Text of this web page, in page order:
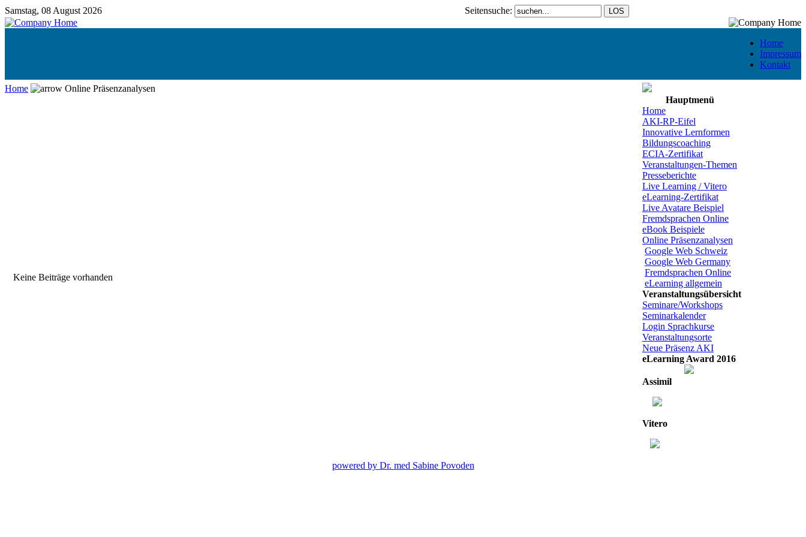
Samstag, 08 August 2026 Seitensuche:
Home
Impressum
Kontakt
Home Online Präsenzanalysen
Keine Beiträge vorhanden
Hauptmenü
Home
AKI-RP-Eifel
Innovative Lernformen
Bildungscoaching
ECIA-Zertifikat
Veranstaltungen-Themen
Presseberichte
Live Learning / Vitero
eLearning-Zertifikat
Live Avatare Beispiel
Fremdsprachen Online
eBook Beispiele
Online Präsenzanalysen
Google Web Schweiz
Google Web Germany
Fremdsprachen Online
eLearning allgemein
Veranstaltungsübersicht
Seminare/Workshops
Seminarkalender
Login Sprachkurse
Veranstaltungsorte
Neue Präsenz AKI
eLearning Award 2016
Assimil
Vitero
powered by Dr. med Sabine Povoden